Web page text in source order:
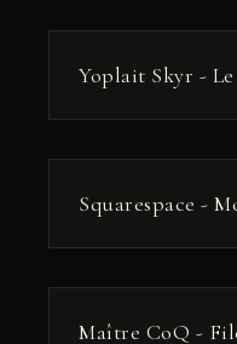
РЕКЛАМА
Yoplait Skyr -
Squarespace -
РЕКЛАМА
Maître CoQ -